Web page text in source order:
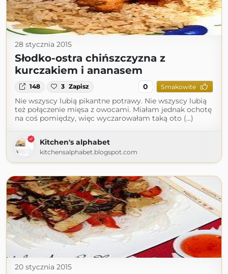
28 stycznia 2015
Słodko-ostra chińszczyzna z
kurczakiem i ananasem
148 3 Zapisz 0 Smakowite
Nie wszyscy lubią pikantne potrawy. Nie wszyscy lubią
też połączenie mięsa z owocami. Miałam jednak ochotę
na coś pomiędzy, więc wyczarowałam taką oto (...)
Kitchen's alphabet
kitchensalphabet.blogspot.com
20 stycznia 2015